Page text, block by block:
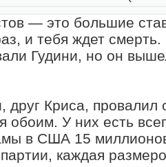
— это большие
и тебя ждет
Гудини, но он
друг Криса, провалил
обоим. У них есть
в США 15
каждая